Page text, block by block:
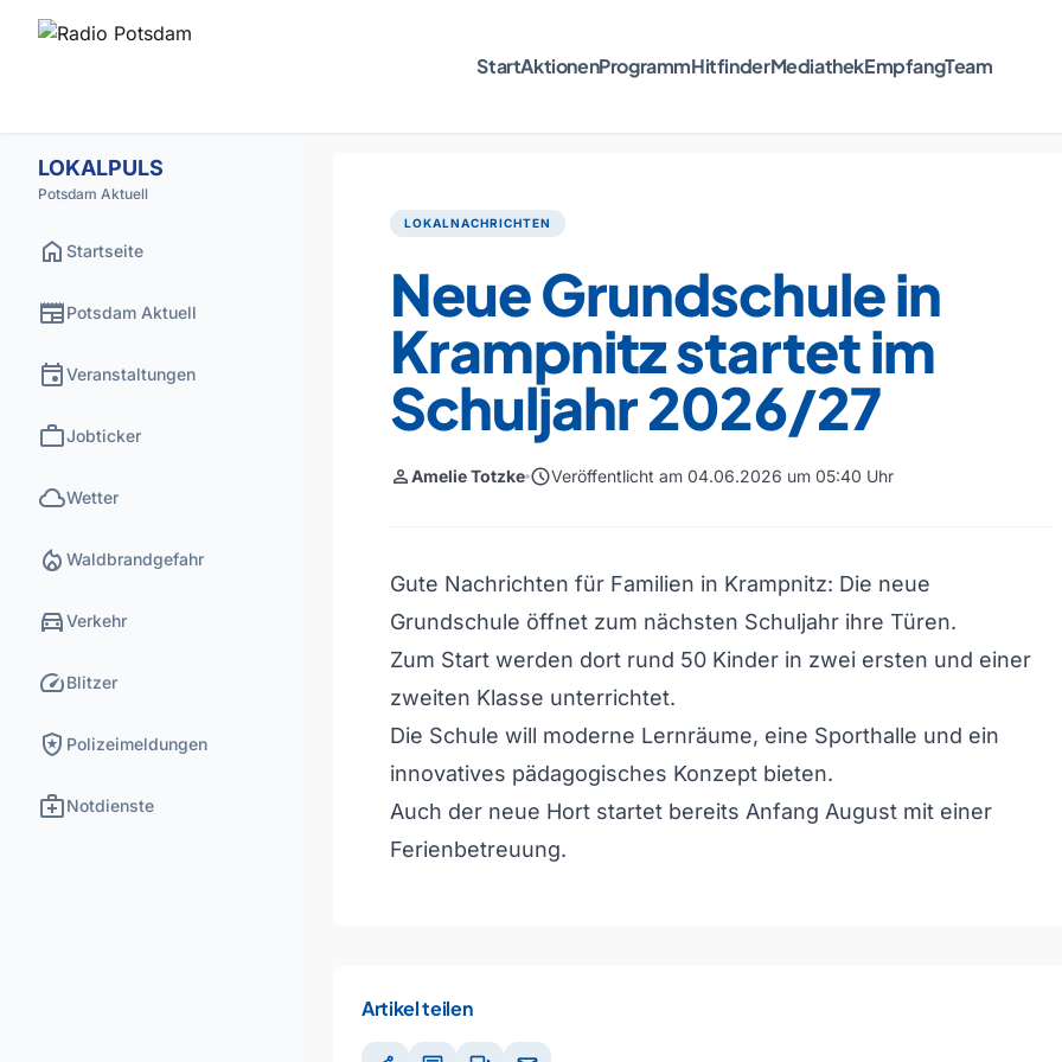
StartAktionenProgrammHitfinderMediathekEmpfangTeam
LOKALPULS
Potsdam Aktuell
home Startseite
newspaperPotsdam Aktuell
eventVeranstaltungen
workJobticker
cloudWetter
local_fire_department Waldbrandgefahr
directions_carVerkehr
speedBlitzer
local_police Polizeimeldungen
medical_servicesNotdienste
LOKALNACHRICHTEN
Neue Grundschule in
Krampnitz startet im
Schuljahr 2026/27
personAmelie Totzke scheduleVeröffentlicht am 04.06.2026 um 05:40 Uhr
Gute Nachrichten für Familien in Krampnitz: Die neue
Grundschule öffnet zum nächsten Schuljahr ihre Türen.
Zum Start werden dort rund 50 Kinder in zwei ersten und einer
zweiten Klasse unterrichtet.
Die Schule will moderne Lernräume, eine Sporthalle und ein
innovatives pädagogisches Konzept bieten.
Auch der neue Hort startet bereits Anfang August mit einer
Ferienbetreuung.
Artikel teilen